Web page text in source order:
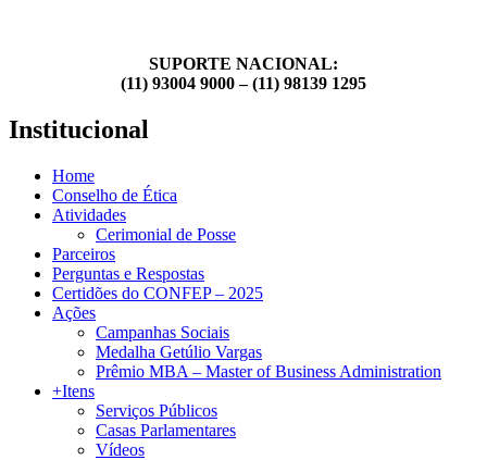
SUPORTE NACIONAL:
(11) 93004 9000 – (11) 98139 1295
Institucional
Home
Conselho de Ética
Atividades
Cerimonial de Posse
Parceiros
Perguntas e Respostas
Certidões do CONFEP – 2025
Ações
Campanhas Sociais
Medalha Getúlio Vargas
Prêmio MBA – Master of Business Administration
+Itens
Serviços Públicos
Casas Parlamentares
Vídeos